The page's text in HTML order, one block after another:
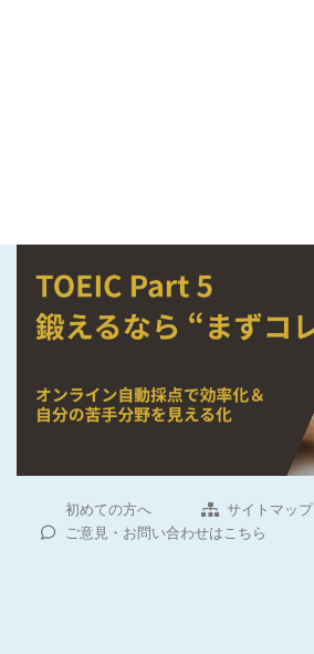
初めての方へ
サイトマップ
ご意見・お問い合わせはこちら